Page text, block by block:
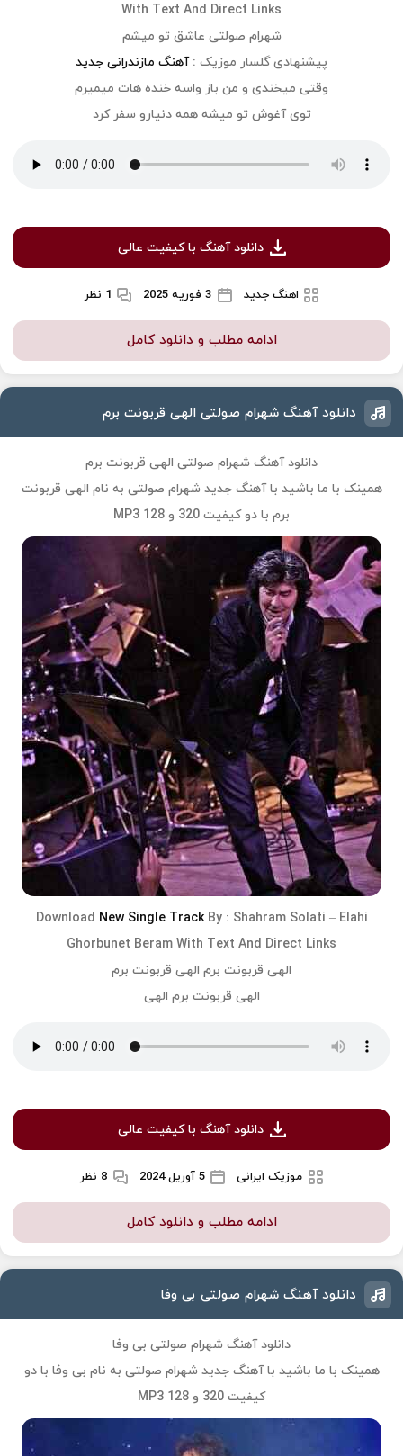
With Text And Direct Links
شهرام صولتی عاشق تو میشم
پیشنهادی گلسار موزیک : آهنگ مازندرانی جدید
وقتی میخندی و من باز واسه خنده هات میمیرم
توی آغوش تو میشه همه دنیارو سفر کرد
دانلود آهنگ با کیفیت عالی
اهنگ جدید 3 فوریه 2025 1 نظر
ادامه مطلب و دانلود کامل
دانلود آهنگ شهرام صولتی الهی قربونت برم
دانلود آهنگ شهرام صولتی الهی قربونت برم
همینک با ما باشید با آهنگ جدیدشهرام صولتی به نام الهی قربونت
برم با دو کیفیت 320 و 128 MP3
Download New Single TrackBy : Shahram Solati – Elahi
Ghorbunet Beram With Text And Direct Links
الهی قربونت برم الهی قربونت برم
الهی قربونت برم الهی
دانلود آهنگ با کیفیت عالی
موزیک ایرانی 5 آوریل 2024 8 نظر
ادامه مطلب و دانلود کامل
دانلود آهنگ شهرام صولتی بی وفا
دانلود آهنگ شهرام صولتی بی وفا
همینک با ما باشید با آهنگ جدیدشهرام صولتی به نام بی وفا با دو
کیفیت 320 و 128 MP3